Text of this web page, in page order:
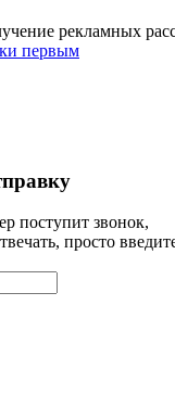
рекламных
первым
поступит звонок,
просто